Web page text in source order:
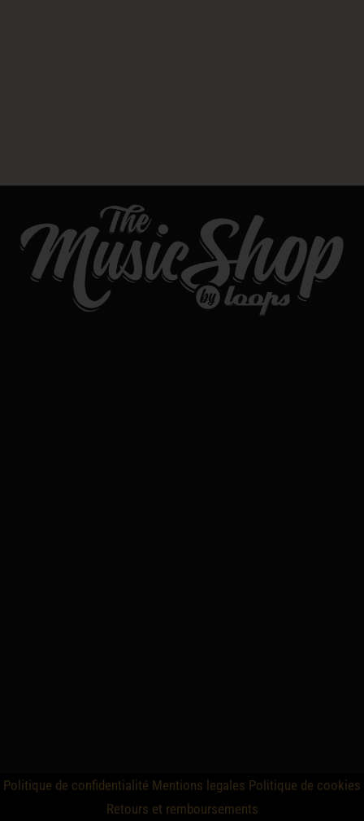
Politique de confidentialité Mentions legales Politique de cookies
Retours et remboursements